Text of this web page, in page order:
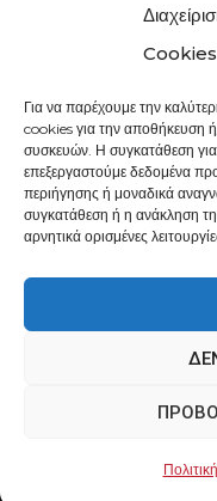
Cookies
Για να παρέχουμε την
cookies για την αποθήκευση
συσκευών. Η συγκατάθεση για
επεξεργαστούμε δεδομένα
περιήγησης ή μοναδικά
συγκατάθεση ή η ανάκληση
αρνητικά ορισμένες
ΣΤΟΙΧΕΊΑ ΕΠΙΚΟΙΝΩΝΊΑΣ
24310 35062
Δευ. - Παρ.
gowithraw.gr ©